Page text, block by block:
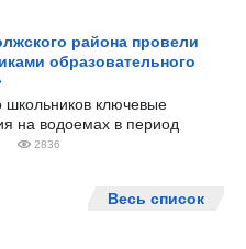
района провели
образовательного
школьников ключевые
на водоемах в период
2836
Весь список